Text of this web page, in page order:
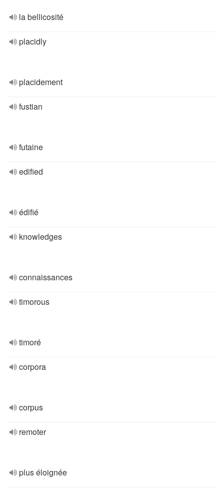
la bellicosité
placidly
placidement
fustian
futaine
edified
édifié
knowledges
connaissances
timorous
timoré
corpora
corpus
remoter
plus éloignée